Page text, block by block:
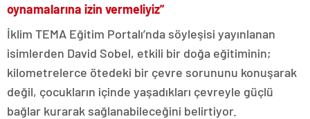
oynamalarına izin vermeliyiz”
İklim TEMA Eğitim Portalı’nda söyleşisi yayınlanan
isimlerden David Sobel, etkili bir doğa eğitiminin;
kilometrelerce ötedeki bir çevre sorununu konuşarak
değil, çocukların içinde yaşadıkları çevreyle güçlü
bağlar kurarak sağlanabileceğini belirtiyor.